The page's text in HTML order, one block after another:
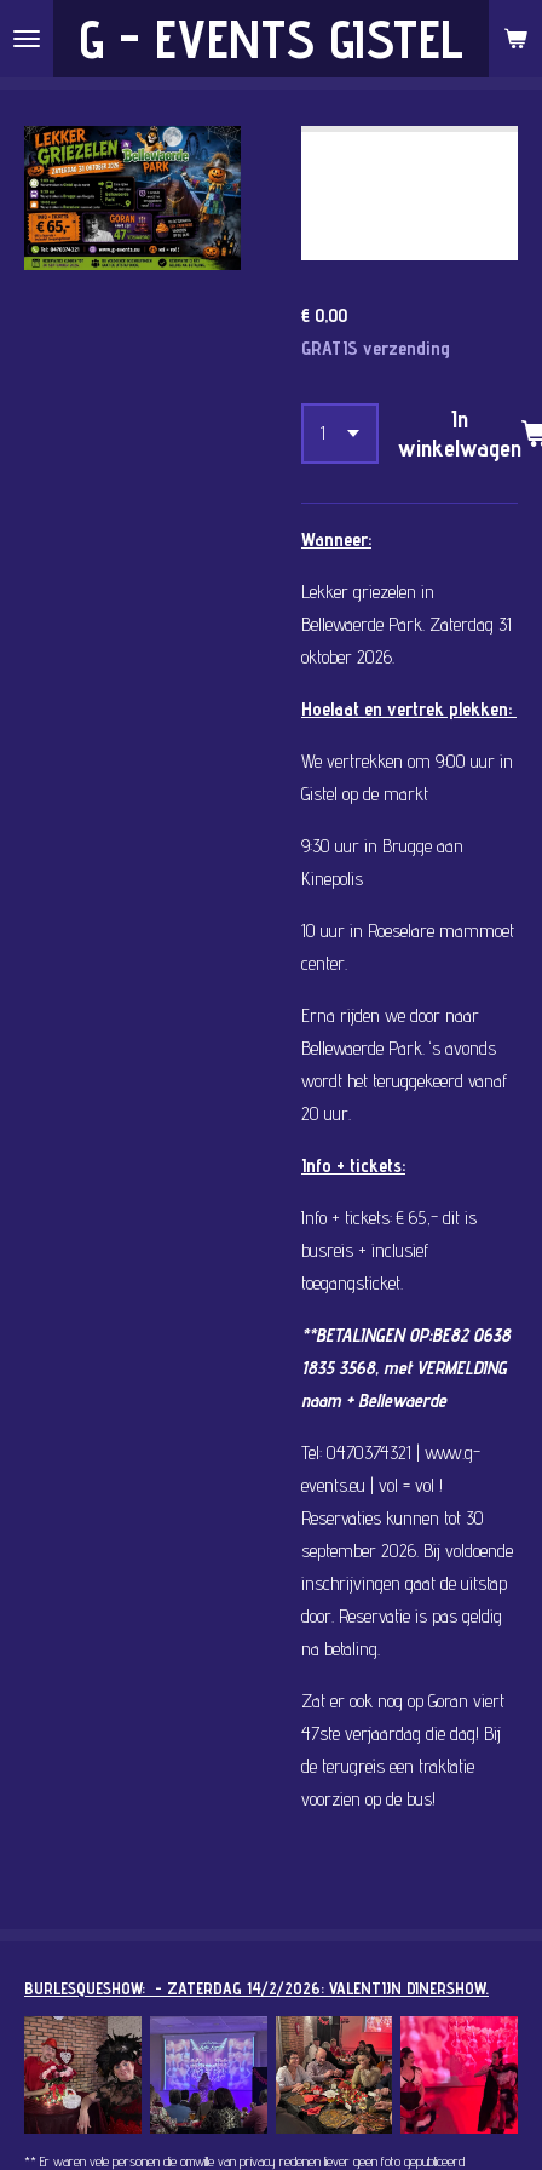
Ga
de
hoofdinhoud
G - EVENTS GISTEL
€ 0,00
GRATIS verzending
In
winkelwagen
Wanneer:
Lekker griezelen in
Bellewaerde Park. Zaterdag 31
oktober 2026.
Hoelaat en vertrek plekken:
We vertrekken om 9:00 uur in
Gistel op de markt
9:30 uur in Brugge aan
Kinepolis
10 uur in Roeselare mammoet
center.
Erna rijden we door naar
Bellewaerde Park. ‘s avonds
wordt het teruggekeerd vanaf
20 uur.
Info + tickets:
Info + tickets: € 65,- dit is
busreis + inclusief
toegangsticket.
**BETALINGEN OP:BE82 0638
1835 3568, met VERMELDING
naam + Bellewaerde
Tel: 0470374321 | www.g-
events.eu | vol = vol !
Reservaties kunnen tot 30
september 2026. Bij voldoende
inschrijvingen gaat de uitstap
door. Reservatie is pas geldig
na betaling.
Zat er ook nog op Goran viert
47ste verjaardag die dag! Bij
de terugreis een traktatie
voorzien op de bus!
BURLESQUESHOW: - ZATERDAG 14/2/2026: VALENTIJN DINERSHOW.
** Er waren vele personen die omwille van privacy redenen liever geen foto gepubliceerd